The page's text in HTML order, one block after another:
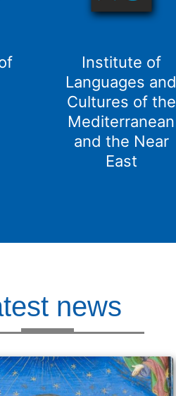
Institute of
Languages and
Cultures of the
Mediterranean
and the Near
East
news